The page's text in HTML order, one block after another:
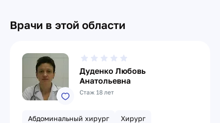
Врачи в этой области
Дуденко Любовь
Анатольевна
Стаж 18 лет
Абдоминальный хирург
Хирург